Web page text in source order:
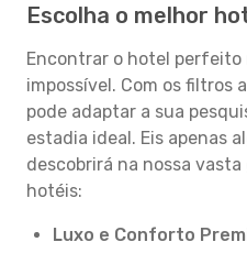
Escolha o melhor
Encontrar o hotel perfeito
impossível. Com os filtros
pode adaptar a sua
estadia ideal. Eis apenas
descobrirá na nossa
hotéis:
Luxo e Conforto